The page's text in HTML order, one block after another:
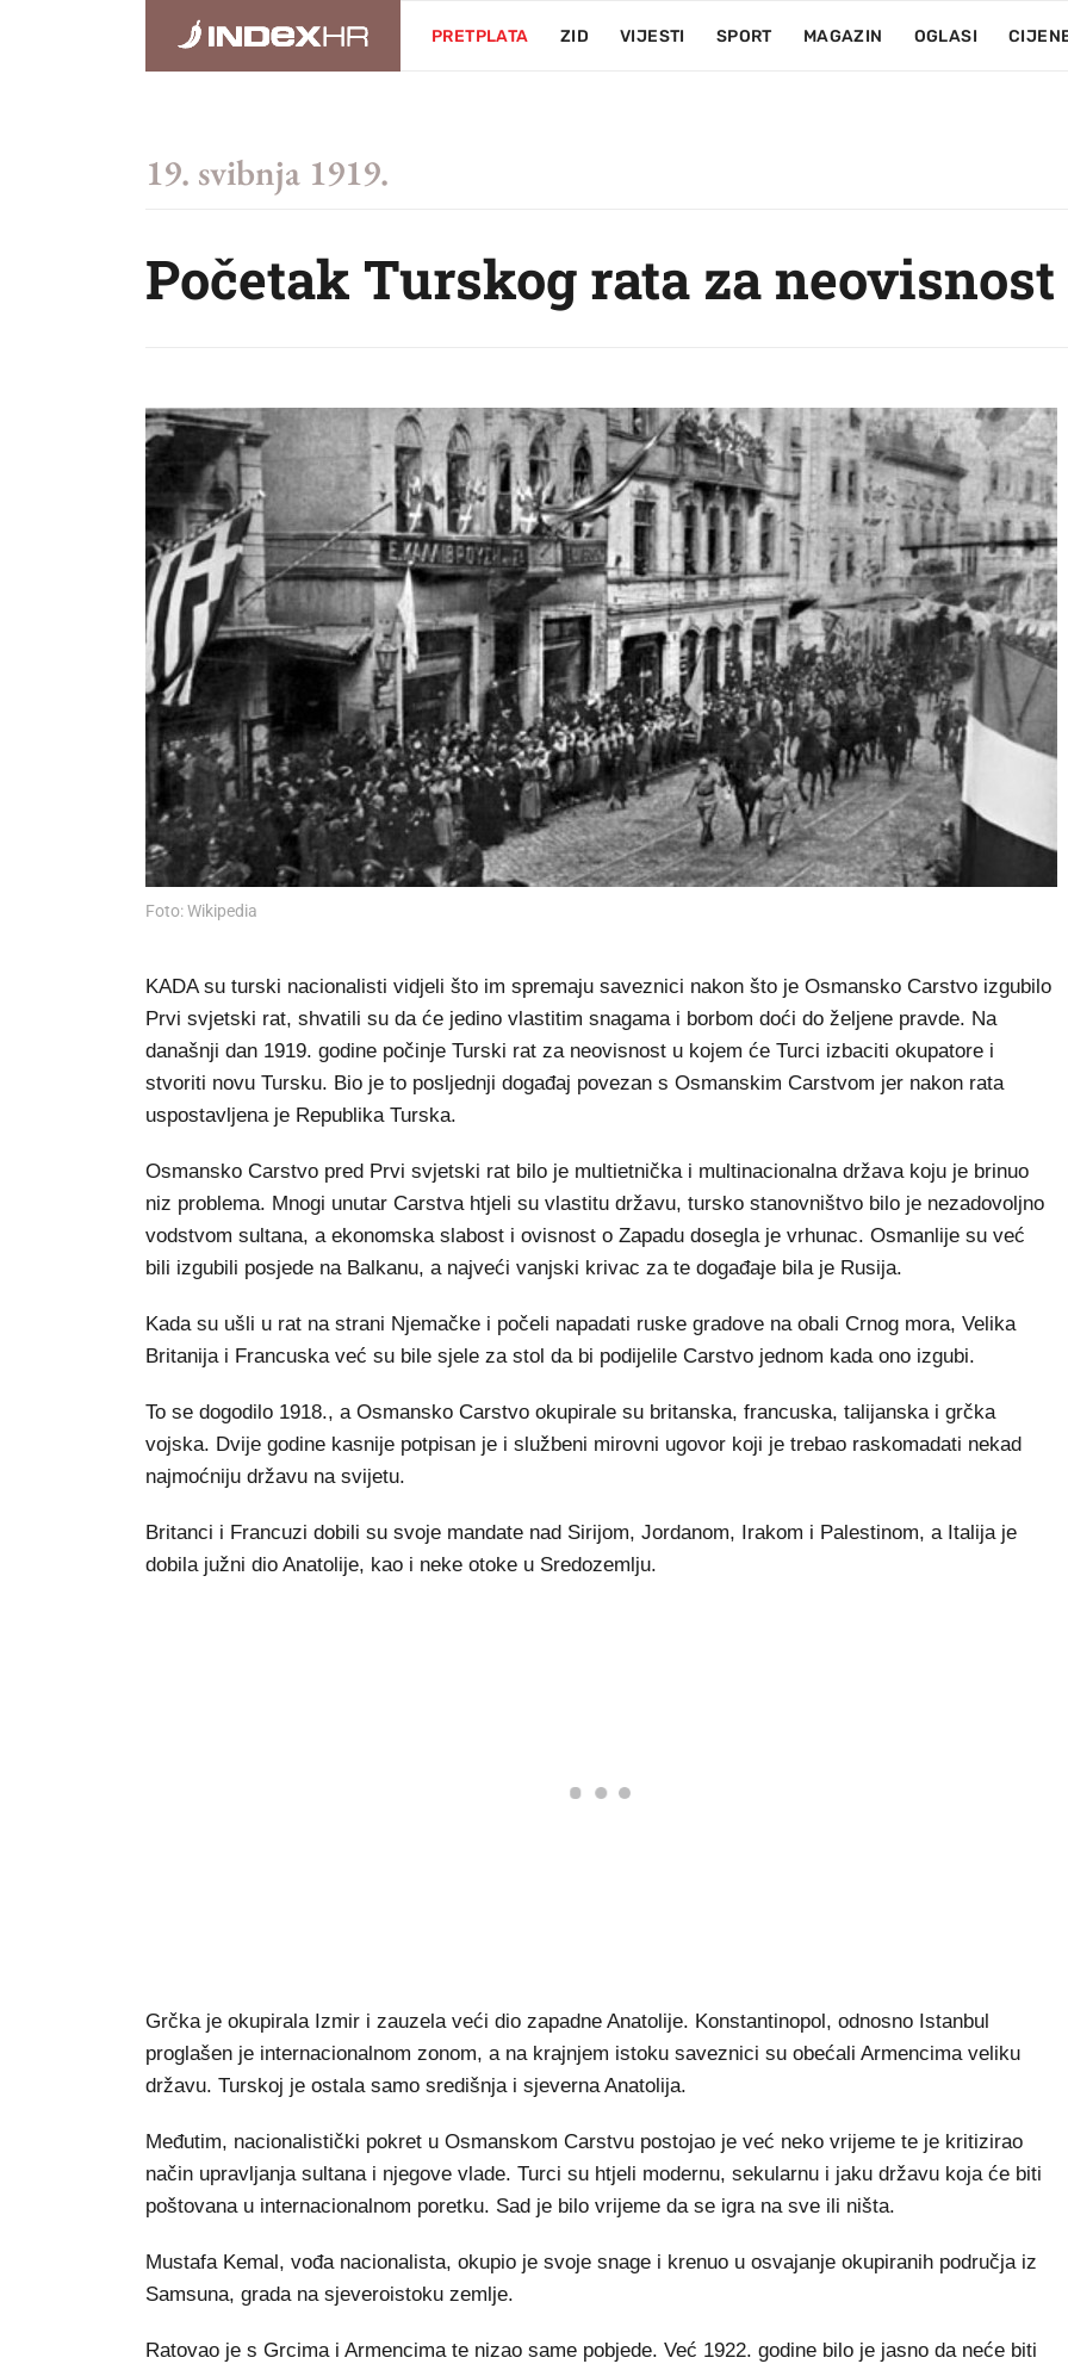
PRETPLATA ZID VIJESTI SPORT MAGAZIN OGLASI
19. svibnja 1919.
Početak Turskog rata za neovisnost
Foto: Wikipedia
KADA su turski nacionalisti vidjeli što im spremaju saveznici nakon što je Osmansko Carstvo izgubilo
Prvi svjetski rat, shvatili su da će jedino vlastitim snagama i borbom doći do željene pravde. Na
današnji dan 1919. godine počinje Turski rat za neovisnost u kojem će Turci izbaciti okupatore i
stvoriti novu Tursku. Bio je to posljednji događaj povezan s Osmanskim Carstvom jer nakon rata
uspostavljena je Republika Turska.
Osmansko Carstvo pred Prvi svjetski rat bilo je multietnička i multinacionalna država koju je brinuo
niz problema. Mnogi unutar Carstva htjeli su vlastitu državu, tursko stanovništvo bilo je nezadovoljno
vodstvom sultana, a ekonomska slabost i ovisnost o Zapadu dosegla je vrhunac. Osmanlije su već
bili izgubili posjede na Balkanu, a najveći vanjski krivac za te događaje bila je Rusija.
Kada su ušli u rat na strani Njemačke i počeli napadati ruske gradove na obali Crnog mora, Velika
Britanija i Francuska već su bile sjele za stol da bi podijelile Carstvo jednom kada ono izgubi.
To se dogodilo 1918., a Osmansko Carstvo okupirale su britanska, francuska, talijanska i grčka
vojska. Dvije godine kasnije potpisan je i službeni mirovni ugovor koji je trebao raskomadati nekad
najmoćniju državu na svijetu.
Britanci i Francuzi dobili su svoje mandate nad Sirijom, Jordanom, Irakom i Palestinom, a Italija je
dobila južni dio Anatolije, kao i neke otoke u Sredozemlju.
Grčka je okupirala Izmir i zauzela veći dio zapadne Anatolije. Konstantinopol, odnosno Istanbul
proglašen je internacionalnom zonom, a na krajnjem istoku saveznici su obećali Armencima veliku
državu. Turskoj je ostala samo središnja i sjeverna Anatolija.
Međutim, nacionalistički pokret u Osmanskom Carstvu postojao je već neko vrijeme te je kritizirao
način upravljanja sultana i njegove vlade. Turci su htjeli modernu, sekularnu i jaku državu koja će biti
poštovana u internacionalnom poretku. Sad je bilo vrijeme da se igra na sve ili ništa.
Mustafa Kemal, vođa nacionalista, okupio je svoje snage i krenuo u osvajanje okupiranih područja iz
Samsuna, grada na sjeveroistoku zemlje.
Ratovao je s Grcima i Armencima te nizao same pobjede. Već 1922. godine bilo je jasno da neće biti